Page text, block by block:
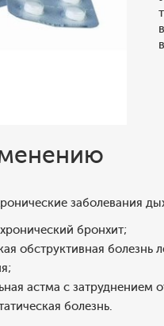
заболевания
бронхит;
обструктивная болезнь
астма с затруднением
болезнь.